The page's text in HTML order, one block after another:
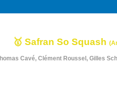
🥇 Safran So Squash
Cavé, Clément Roussel, Gilles